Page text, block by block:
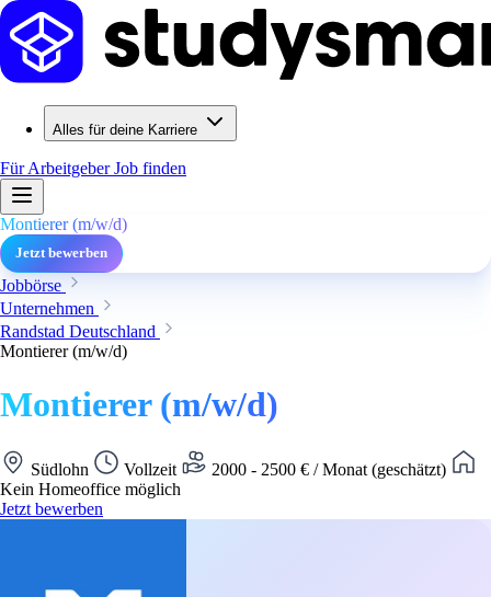
Alles für deine Karriere
Für ArbeitgeberJob finden
Montierer (m/w/d)
Jetzt bewerben
Jobbörse
Unternehmen
Randstad Deutschland
Montierer (m/w/d)
Montierer (m/w/d)
Südlohn Vollzeit
2000 - 2500 € / Monat (geschätzt)
Kein Homeoffice möglich
Jetzt bewerben